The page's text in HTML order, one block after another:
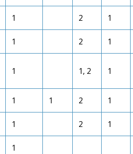
1 2 1
1 2 1
1 1, 2 1
1 1 2 1
1 2 1
1